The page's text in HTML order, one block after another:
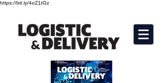
https://bit.ly/4oZ1tGz